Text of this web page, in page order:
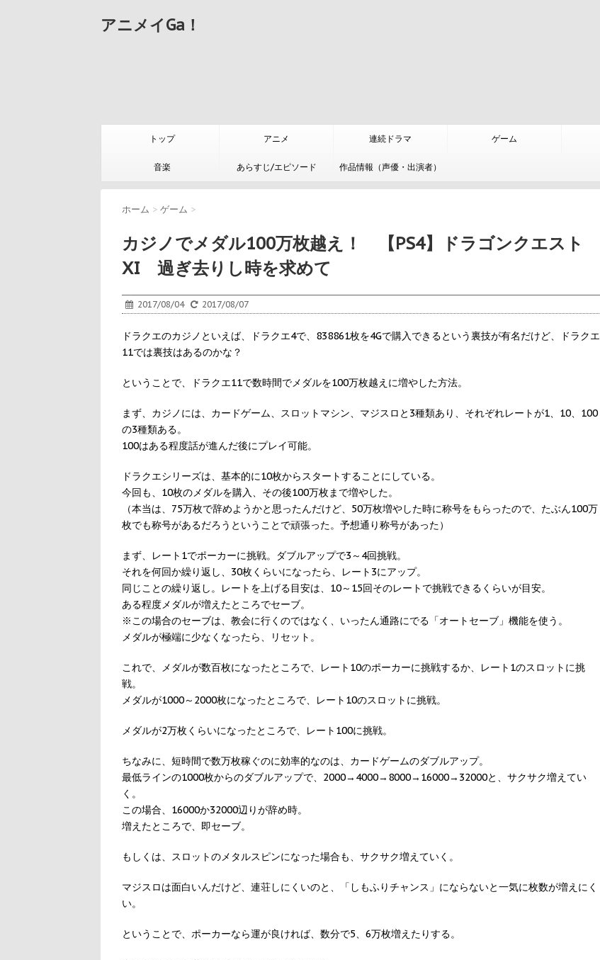
アニメイGa！
トップ アニメ 連続ドラマ ゲーム
音楽 あらすじ/エピソード 作品情報（声優・出演者）
ホーム > ゲーム >
カジノでメダル100万枚越え！ 【PS4】ドラゴンクエスト
XI 過ぎ去りし時を求めて
2017/08/04 2017/08/07
ドラクエのカジノといえば、ドラクエ4で、838861枚を4Gで購入できるという裏技が有名だけど、ドラクエ
11では裏技はあるのかな？
ということで、ドラクエ11で数時間でメダルを100万枚越えに増やした方法。
まず、カジノには、カードゲーム、スロットマシン、マジスロと3種類あり、それぞれレートが1、10、100
の3種類ある。
100はある程度話が進んだ後にプレイ可能。
ドラクエシリーズは、基本的に10枚からスタートすることにしている。
今回も、10枚のメダルを購入、その後100万枚まで増やした。
（本当は、75万枚で辞めようかと思ったんだけど、50万枚増やした時に称号をもらったので、たぶん100万
枚でも称号があるだろうということで頑張った。予想通り称号があった）
まず、レート1でポーカーに挑戦。ダブルアップで3～4回挑戦。
それを何回か繰り返し、30枚くらいになったら、レート3にアップ。
同じことの繰り返し。レートを上げる目安は、10～15回そのレートで挑戦できるくらいが目安。
ある程度メダルが増えたところでセーブ。
※この場合のセーブは、教会に行くのではなく、いったん通路にでる「オートセーブ」機能を使う。
メダルが極端に少なくなったら、リセット。
これで、メダルが数百枚になったところで、レート10のポーカーに挑戦するか、レート1のスロットに挑
戦。
メダルが1000～2000枚になったところで、レート10のスロットに挑戦。
メダルが2万枚くらいになったところで、レート100に挑戦。
ちなみに、短時間で数万枚稼ぐのに効率的なのは、カードゲームのダブルアップ。
最低ラインの1000枚からのダブルアップで、2000→4000→8000→16000→32000と、サクサク増えてい
く。
この場合、16000か32000辺りが辞め時。
増えたところで、即セーブ。
もしくは、スロットのメタルスピンになった場合も、サクサク増えていく。
マジスロは面白いんだけど、連荘しにくいのと、「しもふりチャンス」にならないと一気に枚数が増えにく
い。
ということで、ポーカーなら運が良ければ、数分で5、6万枚増えたりする。